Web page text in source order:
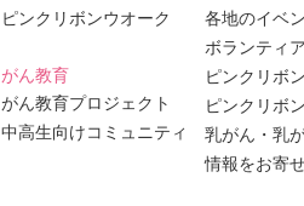
ピンクリボンウオーク
がん教育
がん教育プロジェクト
中高生向けコミュニティ
各地のイベ
ボランティア
ピンクリボ
ピンクリボ
乳がん・乳
情報をお寄